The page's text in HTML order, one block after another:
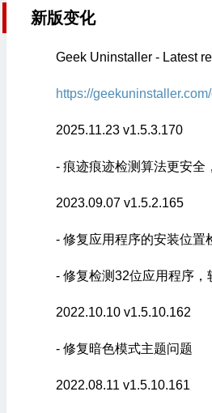
新版变化
Geek Uninstaller - Latest
https://
2025.11.23 v1.5.3.170
- 痕迹痕迹检测算法更安全
2023.09.07 v1.5.2.165
- 修复应用程序的安装位置
- 修复检测32位应用程序，
2022.10.10 v1.5.10.162
- 修复暗色模式主题问题
2022.08.11 v1.5.10.161